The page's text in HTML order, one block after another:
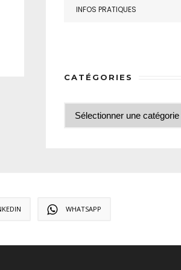
INFOS PRATIQUES
CATÉGORIES
WHATSAPP